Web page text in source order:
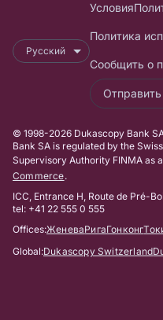
Русский
Условия
Политика
Сообщить о
© 1998-2026 Dukascopy Bank
Bank SA is regulated by the
Supervisory Authority FINMA as
Commerce.
ICC, Entrance H, Route de Pré-
tel: +41 22 555 0 555
Offices:ЖеневаРигаГонконг
Global:Dukascopy Switzerland